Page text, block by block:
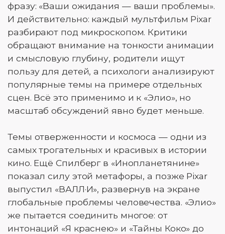
фразу: «Ваши ожидания — ваши проблемы».
И действительно: каждый мультфильм Pixar
разбирают под микроскопом. Критики
обращают внимание на тонкости анимации
и смысловую глубину, родители ищут
пользу для детей, а психологи анализируют
популярные темы на примере отдельных
сцен. Всё это применимо и к «Элио», но
масштаб обсуждений явно будет меньше.
Темы отверженности и космоса — одни из
самых трогательных и красивых в истории
кино. Ещё Спилберг в «Инопланетянине»
показал силу этой метафоры, а позже Pixar
выпустил «ВАЛЛ·И», развернув на экране
глобальные проблемы человечества. «Элио»
же пытается соединить многое: от
интонаций «Я краснею» и «Тайны Коко» до